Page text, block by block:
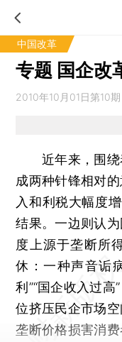
中国改革
专题 国企改
2010年10月01日第10期
近年来，围绕
成两种针锋相对
入和利税大幅度
结果。一边则认
度上源于垄断所
休：一种声音诟
利”“国企收入过
位挤压民企市场空
垄断价格损害消